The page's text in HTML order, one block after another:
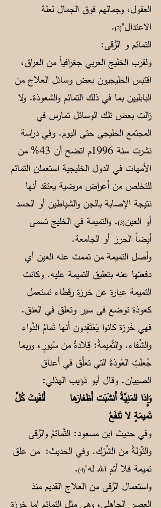
العقول، وجمالهم فوق الجمال لعلة
الاعتدال"(2)
.
التمائم و الرُّقى:
ولقرب الخليج العربي جغرافياً من العراق،
اقتبس الخليجيون بعض وسائل العلاج من
البابليين بما في ذلك التمائم والشعوذة. ولا
زالت بعض تلك الوسائل تمارس في
المجتمع الخليجي حتى اليوم. وفي دراسة
نشرت سنة 1996م اتضح أن 43% من
الأمهات في الدول الخليجية استعملن التمائم
للتخلص من أعراض مرضية يعتقد أنها
نتيجة الإصابة بالجن والشياطين أو الحسد
أو العين(3) . والتميمة في الخليج تسمى
أيضاً الحرز أو الجامعة.
وأصل التميمة من تممت عنه العين أي
دفعتها عنه بتعليق التميمة عليه. وكانت
التميمة عبارة عن خرزة رقطاء تستعمل
كعوذة توضع في سير وتعلق في العنق.
فهي خَرزة كانوا يَعْتَقِدون أَنها تَمامُ الدَّواء
والشِّفاء. والتَّمِيمةُ: قِلادةٌ من سُيورٍ، وربما
جُعِلَتِ العُوذةَ التي تعلَّق في أَعناق
الصبيان. وقال أبو ذؤيب الهذلي:
وَإِذا المَنِيَّةُ أَنشَبَت أَظفارَها أَلفَيتَ كُلَّ
تَميمَةٍ لا تَنفَعُ
وفي حديث ابن مسعود: التَّمائمُ والرُّقى
والتِّوَلةُ من الشِّرْك. وفي الحديث: "من علق
تميمة فلا أتم الله له"(4)
.
واستعمال الرُّقى من العلاج القديم منذ
العصر الجاهلي، وهي مثل التمائم إما خرزة